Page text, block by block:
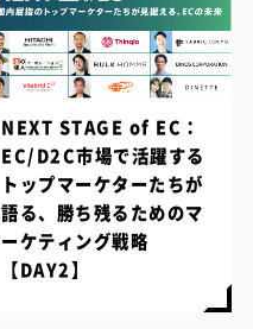
NEXT STAGE of EC：
EC/D2C市場で活躍する
トップマーケターたちが
語る、勝ち残るためのマ
ーケティング戦略
【DAY2】